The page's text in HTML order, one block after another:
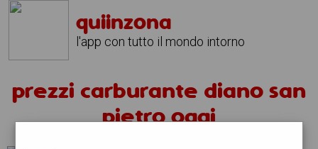
quiinzona
l'app con tutto il mondo intorno
prezzi carburante diano san
pietro oggi